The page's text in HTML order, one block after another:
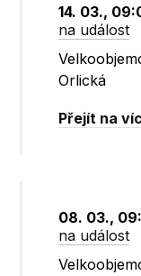
14. 03.,
na událost
Orlická
Přejít na
08. 03.,
na událost